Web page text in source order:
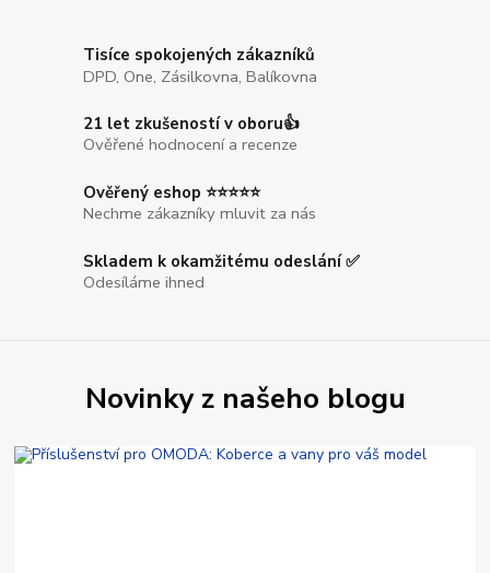
Tisíce spokojených zákazníků
DPD, One, Zásilkovna, Balíkovna
21 let zkušeností v oboru👍
Ověřené hodnocení a recenze
Ověřený eshop ⭐⭐⭐⭐⭐
Nechme zákazníky mluvit za nás
Skladem k okamžitému odeslání ✅
Odesíláme ihned
Novinky z našeho blogu